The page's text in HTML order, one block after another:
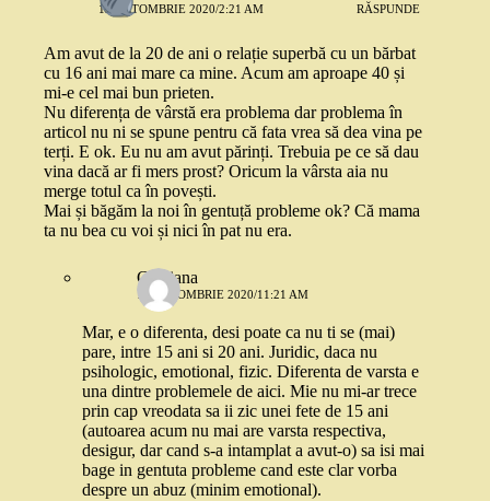
13 OCTOMBRIE 2020/2:21 AM RĂSPUNDE
Am avut de la 20 de ani o relație superbă cu un bărbat
cu 16 ani mai mare ca mine. Acum am aproape 40 și
mi-e cel mai bun prieten.
Nu diferența de vârstă era problema dar problema în
articol nu ni se spune pentru că fata vrea să dea vina pe
terți. E ok. Eu nu am avut părinți. Trebuia pe ce să dau
vina dacă ar fi mers prost? Oricum la vârsta aia nu
merge totul ca în povești.
Mai și băgăm la noi în gentuță probleme ok? Că mama
ta nu bea cu voi și nici în pat nu era.
Cristiana
13 OCTOMBRIE 2020/11:21 AM
Mar, e o diferenta, desi poate ca nu ti se (mai)
pare, intre 15 ani si 20 ani. Juridic, daca nu
psihologic, emotional, fizic. Diferenta de varsta e
una dintre problemele de aici. Mie nu mi-ar trece
prin cap vreodata sa ii zic unei fete de 15 ani
(autoarea acum nu mai are varsta respectiva,
desigur, dar cand s-a intamplat a avut-o) sa isi mai
bage in gentuta probleme cand este clar vorba
despre un abuz (minim emotional).